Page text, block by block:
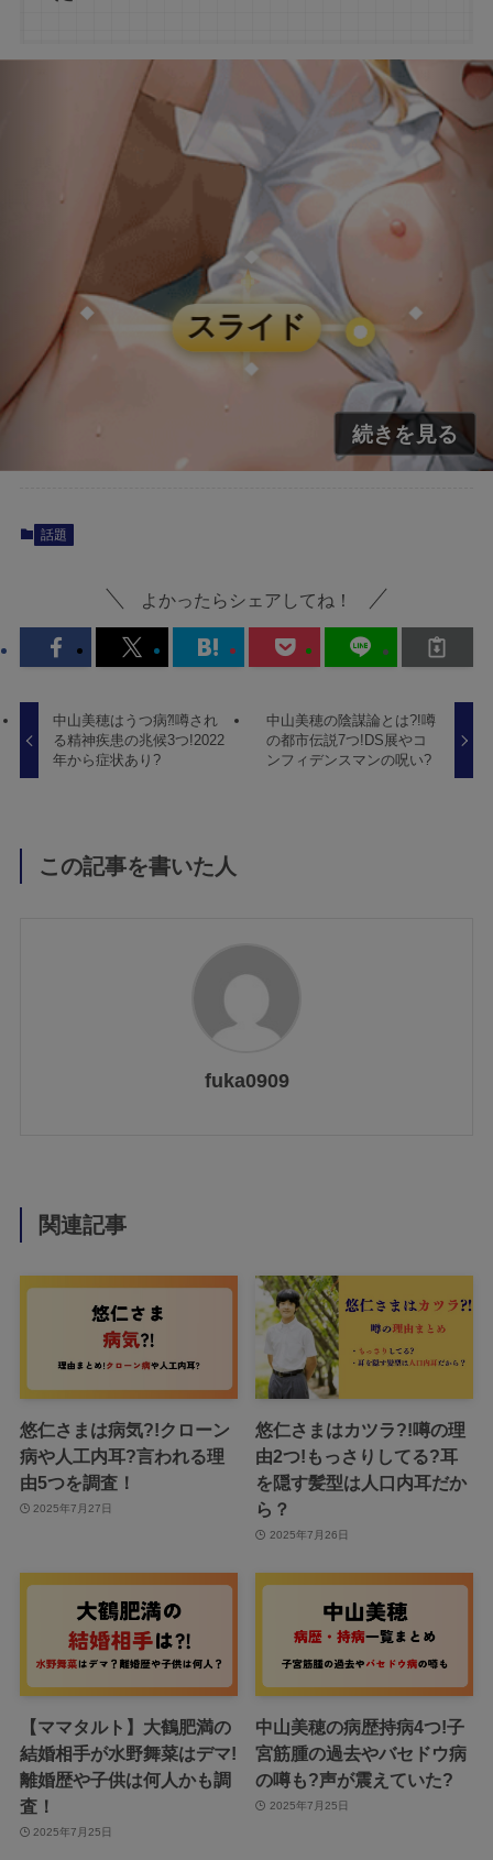
話題
よかったらシェアしてね！
中山美穂はうつ病⁈噂され
る精神疾患の兆候3つ!2022
年から症状あり?
中山美穂の陰謀論とは?!噂
の都市伝説7つ!DS展やコ
ンフィデンスマンの呪い?
この記事を書いた人
fuka0909
関連記事
悠仁さまは病気?!クローン
病や人工内耳?言われる理
由5つを調査！
2025年7月27日
悠仁さまはカツラ?!噂の理
由2つ!もっさりしてる?耳
を隠す髪型は人口内耳だか
ら？
2025年7月26日
【ママタルト】大鶴肥満の
結婚相手が水野舞菜はデマ!
離婚歴や子供は何人かも調
査！
2025年7月25日
中山美穂の病歴持病4つ!子
宮筋腫の過去やバセドウ病
の噂も?声が震えていた?
2025年7月25日